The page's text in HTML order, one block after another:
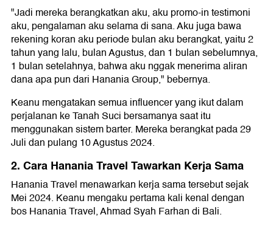
"Jadi mereka berangkatkan aku, aku promo-in testimoni
aku, pengalaman aku selama di sana. Aku juga bawa
rekening koran aku periode bulan aku berangkat, yaitu 2
tahun yang lalu, bulan Agustus, dan 1 bulan sebelumnya,
1 bulan setelahnya, bahwa aku nggak menerima aliran
dana apa pun dari Hanania Group," bebernya.
Keanu mengatakan semua influencer yang ikut dalam
perjalanan ke Tanah Suci bersamanya saat itu
menggunakan sistem barter. Mereka berangkat pada 29
Juli dan pulang 10 Agustus 2024.
2. Cara Hanania Travel Tawarkan Kerja Sama
Hanania Travel menawarkan kerja sama tersebut sejak
Mei 2024. Keanu mengaku pertama kali kenal dengan
bos Hanania Travel, Ahmad Syah Farhan di Bali.